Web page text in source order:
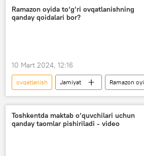
Ramazon oyida to‘g‘ri ovqatlanishning
qanday qoidalari bor?
10 Mart 2024, 12:16
ovqatlanish Jamiyat
Ramazon oyi
Sog‘liqni saqlash vazirligi (SSV)
Toshkentda maktab o‘quvchilari uchun
qanday taomlar pishiriladi - video